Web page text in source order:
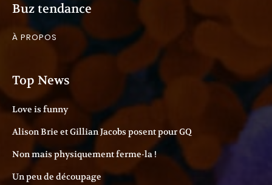
Buz tendance
À PROPOS
Top News
Love is funny
Alison Brie et Gillian Jacobs posent pour GQ
Non mais physiquement ferme-la !
Un peu de découpage